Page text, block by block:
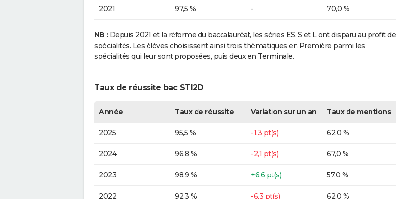
2021 97,5 % - 70,0 %
NB : Depuis 2021 et la réforme du baccalauréat, les séries ES, S et L ont disparu au profit de
spécialités. Les élèves choisissent ainsi trois thèmatiques en Première parmi les
spécialités qui leur sont proposées, puis deux en Terminale.
Taux de réussite bac STI2D
Année Taux de réussite Variation sur un an Taux de mentions
2025 95,5 % -1,3 pt(s) 62,0 %
2024 96,8 % -2,1 pt(s) 67,0 %
2023 98,9 % +6,6 pt(s) 57,0 %
2022 92,3 % -6,3 pt(s) 62,0 %